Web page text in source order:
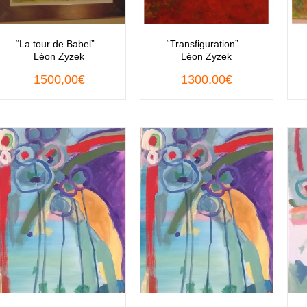
“La tour de Babel” –
Léon Zyzek
1500,00€
“Transfiguration” –
Léon Zyzek
1300,00€